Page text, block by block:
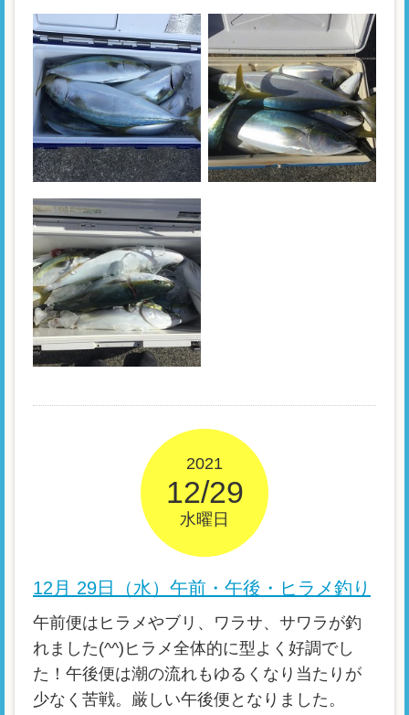
2021
12/29
水曜日
12月 29日（水）午前・午後・ヒラメ釣り
午前便はヒラメやブリ、ワラサ、サワラが釣
れました(^^)ヒラメ全体的に型よく好調でし
た！午後便は潮の流れもゆるくなり当たりが
少なく苦戦。厳しい午後便となりました。